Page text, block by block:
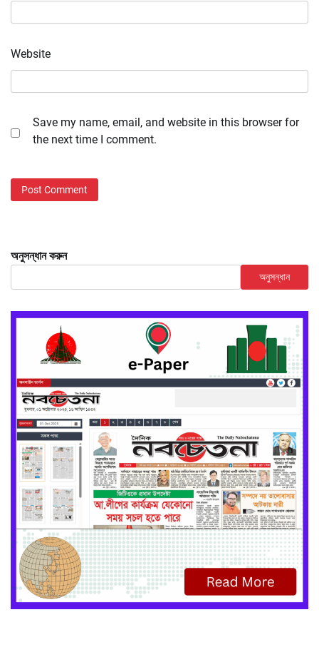
Website
Save my name, email, and website in this browser for
the next time I comment.
অনুসন্ধান করুন
অনুসন্ধান